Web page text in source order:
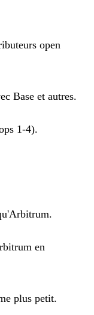
open
Base et autres.
1-4).
en
plus petit.